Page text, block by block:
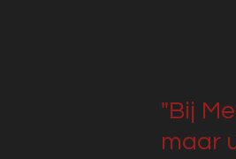
"Bij
maar